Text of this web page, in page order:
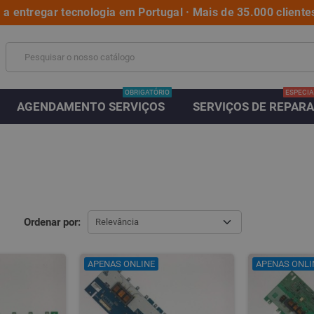
a entregar tecnologia em Portugal · Mais de 35.000
AGENDAMENTO SERVIÇOS
OBRIGATÓRIO
SERVIÇOS DE
Ordenar por: Relevância
APENAS ONLINE APENAS